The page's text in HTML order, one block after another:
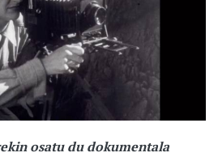
osatu du dokumentala